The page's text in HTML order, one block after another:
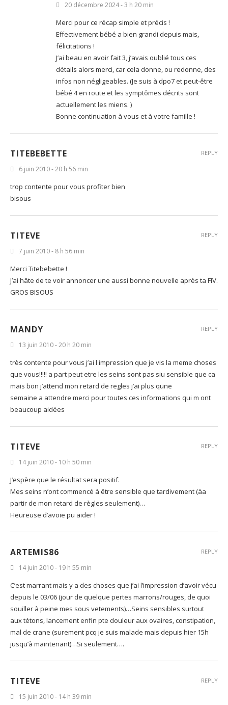
20 décembre 2024 - 3 h 20 min
Merci pour ce récap simple et précis !
Effectivement bébé a bien grandi depuis mais,
félicitations !
J’ai beau en avoir fait 3, j’avais oublié tous ces
détails alors merci, car cela donne, ou redonne, des
infos non négligeables. (Je suis à dpo7 et peut-être
bébé 4 en route et les symptômes décrits sont
actuellement les miens. )
Bonne continuation à vous et à votre famille !
TITEBEBETTE
6 juin 2010 - 20 h 56 min
trop contente pour vous profiter bien
bisous
REPLY
TITEVE
7 juin 2010 - 8 h 56 min
Merci Titebebette !
J’ai hâte de te voir annoncer une aussi bonne nouvelle après ta FIV.
GROS BISOUS
REPLY
MANDY
13 juin 2010 - 20 h 20 min
très contente pour vous j’ai l impression que je vis la meme choses
que vous!!!!! a part peut etre les seins sont pas siu sensible que ca
mais bon j’attend mon retard de regles j’ai plus qune
semaine a attendre merci pour toutes ces informations qui m ont
beaucoup aidées
REPLY
TITEVE
14 juin 2010 - 10 h 50 min
J’espère que le résultat sera positif.
Mes seins n’ont commencé à être sensible que tardivement (àa
partir de mon retard de règles seulement)…
Heureuse d’avoie pu aider !
REPLY
ARTEMIS86
14 juin 2010 - 19 h 55 min
C’est marrant mais y a des choses que j’ai l’impression d’avoir vécu
depuis le 03/06 (jour de quelque pertes marrons/rouges, de quoi
souiller à peine mes sous vetements)…Seins sensibles surtout
aux tétons, lancement enfin pte douleur aux ovaires, constipation,
mal de crane (surement pcq je suis malade mais depuis hier 15h
jusqu’à maintenant)…Si seulement….
REPLY
TITEVE
15 juin 2010 - 14 h 39 min
REPLY